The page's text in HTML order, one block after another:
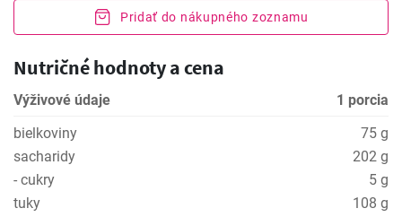
Pridať do nákupného zoznamu
Nutričné hodnoty a cena
Výživové údaje
1 porcia
bielkoviny
75 g
sacharidy
202 g
- cukry
5 g
tuky
108 g